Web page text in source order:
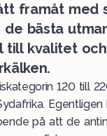
framåt med
bästa
till kvalitet
120 till
på att de